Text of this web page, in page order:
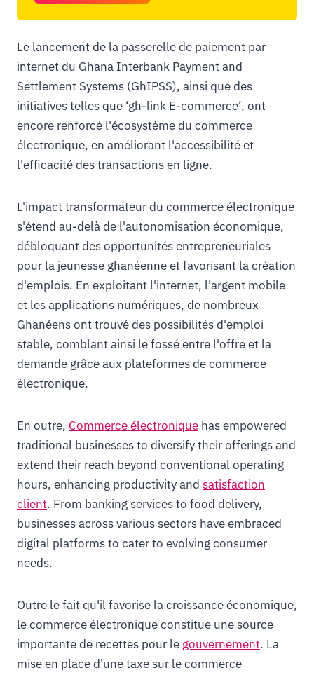
Le lancement de la passerelle de paiement par
internet du Ghana Interbank Payment and
Settlement Systems (GhIPSS), ainsi que des
initiatives telles que ‘gh-link E-commerce’, ont
encore renforcé l'écosystème du commerce
électronique, en améliorant l'accessibilité et
l'efficacité des transactions en ligne.
L'impact transformateur du commerce électronique
s'étend au-delà de l'autonomisation économique,
débloquant des opportunités entrepreneuriales
pour la jeunesse ghanéenne et favorisant la création
d'emplois. En exploitant l'internet, l'argent mobile
et les applications numériques, de nombreux
Ghanéens ont trouvé des possibilités d'emploi
stable, comblant ainsi le fossé entre l'offre et la
demande grâce aux plateformes de commerce
électronique.
En outre, Commerce électronique has empowered
traditional businesses to diversify their offerings and
extend their reach beyond conventional operating
hours, enhancing productivity and satisfaction
client. From banking services to food delivery,
businesses across various sectors have embraced
digital platforms to cater to evolving consumer
needs.
Outre le fait qu'il favorise la croissance économique,
le commerce électronique constitue une source
importante de recettes pour le gouvernement. La
mise en place d'une taxe sur le commerce